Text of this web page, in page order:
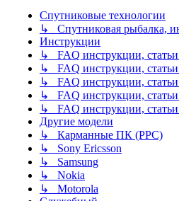
Спутниковые технологии
↳ Спутниковая рыбалка,
Инструкции
↳ FAQ инструкции,
↳ FAQ инструкции, статьи
↳ FAQ инструкции, статьи
↳ FAQ инструкции, статьи
↳ FAQ инструкции,
Другие модели
↳ Карманные ПК (PPC)
↳ Sony Ericsson
↳ Samsung
↳ Nokia
↳ Motorola